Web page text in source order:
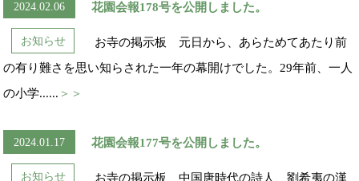
2024.02.06 花園会報178号を公開しました。
お知らせ
お寺の掲示板 元日から、あらためてあたり前
の有り難さを思い知らされた一年の幕開けでした。29年前、一人
の小学...... ＞＞
2024.01.17 花園会報177号を公開しました。
お知らせ
お寺の掲示板 中国唐時代の詩人、劉希夷の漢